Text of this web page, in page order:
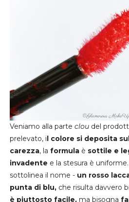
Veniamo alla parte clou del
prelevato, i l colore si deposita
carezza, la formula è sottile e
invadente e la stesura è uniforme.
sottolinea il nome - un rosso
punta di blu, che risulta davvero
è piuttosto facile, ma bisogna